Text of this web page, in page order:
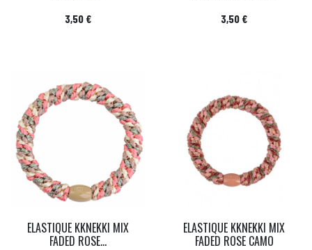
Prix
3,50 € Prix
3,50 €
ELASTIQUE KKNEKKI MIX
FADED ROSE...
ELASTIQUE KKNEKKI MIX
FADED ROSE CAMO